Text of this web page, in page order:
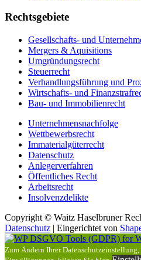
Rechtsgebiete
Gesellschafts- und
Mergers & Aquisitions
Umgründungsrecht
Steuerrecht
Verhandlungsführung und
Wirtschafts- und
Bau- und Immobilienrecht
Unternehmensnachfolge
Wettbewerbsrecht
Immaterialgüterrecht
Datenschutz
Anlegerverfahren
Öffentliches Recht
Arbeitsrecht
Insolvenzdelikte
Copyright © Waitz Haselbruner
Datenschutz | Eingerichtet von
Zum Ändern Ihrer